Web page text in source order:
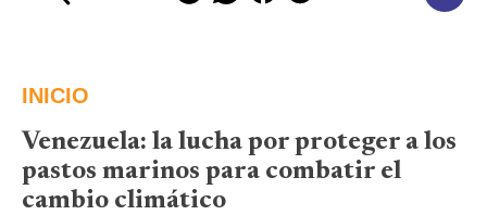
INICIO
Venezuela: la lucha por proteger a los
pastos marinos para combatir el
cambio climático